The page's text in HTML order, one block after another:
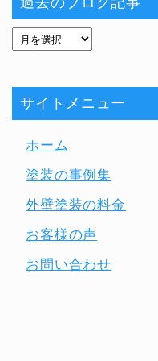
サイトメニュー
ホーム
塗装の事例集
外壁塗装の料金
お客様の声
お問い合わせ